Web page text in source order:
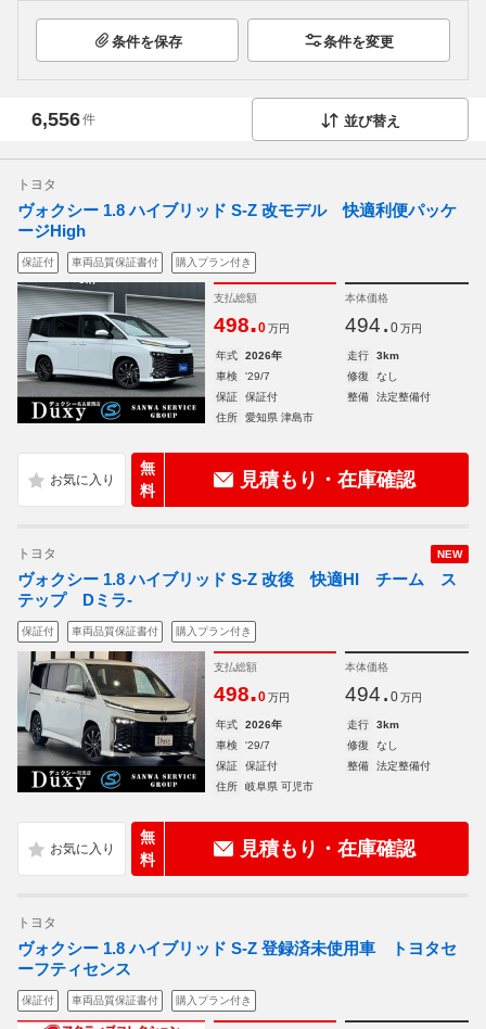
条件を保存 条件を変更
6,556件 並び替え
トヨタ
ヴォクシー 1.8 ハイブリッド S-Z 改モデル 快適利便パッケ
ージHigh
保証付 車両品質保証書付 購入プラン付き
支払総額
498.0 万円
本体価格
494. 0 万円
年式 2026年 走行
3km
車検
'29/7 修復
なし
保証
保証付 整備
法定整備付
住所
愛知県 津島市
無
料
見積もり・在庫確認
NEW
トヨタ
ヴォクシー 1.8 ハイブリッド S-Z 改後 快適HI チーム ス
テップ Dミラ-
保証付 車両品質保証書付 購入プラン付き
支払総額
498.0 万円
本体価格
494. 0 万円
年式 2026年 走行
3km
車検
'29/7 修復
なし
保証
保証付 整備
法定整備付
住所
岐阜県 可児市
無
料
見積もり・在庫確認
トヨタ
ヴォクシー 1.8 ハイブリッド S-Z 登録済未使用車 トヨタセ
ーフティセンス
保証付 車両品質保証書付 購入プラン付き